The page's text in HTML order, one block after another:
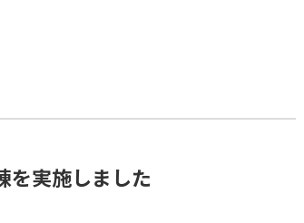
を実施しました